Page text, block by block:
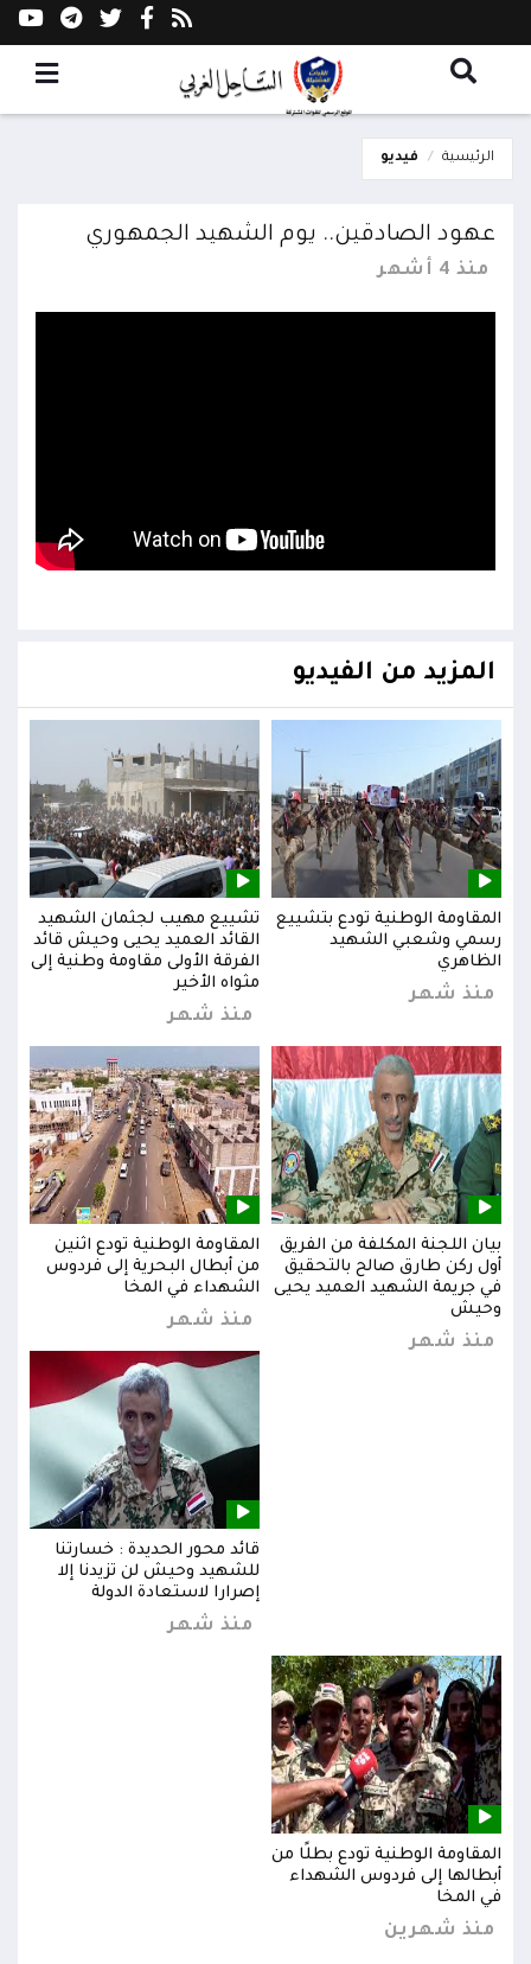
الرئيسية فيديو
عهود الصادقين.. يوم الشهيد الجمهوري
منذ 4 أشهر
المزيد من الفيديو
المقاومة الوطنية تودع بتشييع
رسمي وشعبي الشهيد
الظاهري
منذ شهر
تشييع مهيب لجثمان الشهيد
القائد العميد يحيى وحيش قائد
الفرقة الأولى مقاومة وطنية إلى
مثواه الأخير
منذ شهر
بيان اللجنة المكلفة من الفريق
أول ركن طارق صالح بالتحقيق
في جريمة الشهيد العميد يحيى
وحيش
منذ شهر
المقاومة الوطنية تودع اثنين
من أبطال البحرية إلى فردوس
الشهداء في المخا
منذ شهر
قائد محور الحديدة : خسارتنا
للشهيد وحيش لن تزيدنا إلا
إصرارا لاستعادة الدولة
منذ شهر
المقاومة الوطنية تودع بطلًا من
أبطالها إلى فردوس الشهداء
في المخا
منذ شهرين